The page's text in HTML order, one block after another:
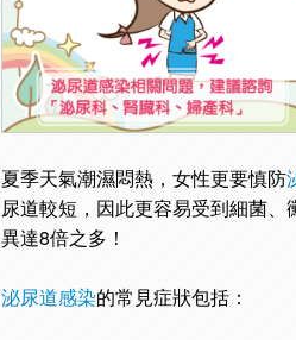
夏季天氣潮濕悶熱，女性更要慎防
尿道較短，因此更容易受到細菌
異達8倍之多！
泌尿道感染的常見症狀包括：